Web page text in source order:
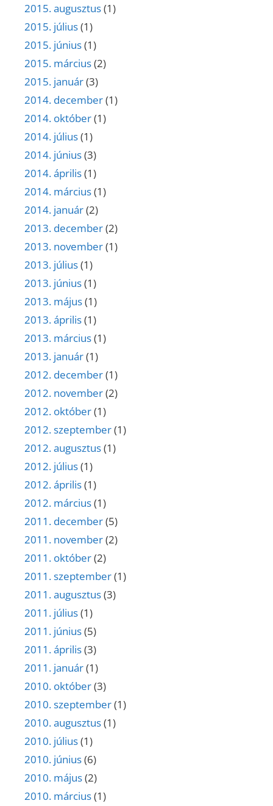
2015. augusztus(1)
2015. július(1)
2015. június(1)
2015. március(2)
2015. január(3)
2014. december(1)
2014. október(1)
2014. július(1)
2014. június(3)
2014. április(1)
2014. március(1)
2014. január(2)
2013. december(2)
2013. november(1)
2013. július(1)
2013. június(1)
2013. május(1)
2013. április(1)
2013. március(1)
2013. január(1)
2012. december(1)
2012. november(2)
2012. október(1)
2012. szeptember(1)
2012. augusztus(1)
2012. július(1)
2012. április(1)
2012. március(1)
2011. december(5)
2011. november(2)
2011. október(2)
2011. szeptember(1)
2011. augusztus(3)
2011. július(1)
2011. június(5)
2011. április(3)
2011. január(1)
2010. október(3)
2010. szeptember(1)
2010. augusztus(1)
2010. július(1)
2010. június(6)
2010. május(2)
2010. március(1)